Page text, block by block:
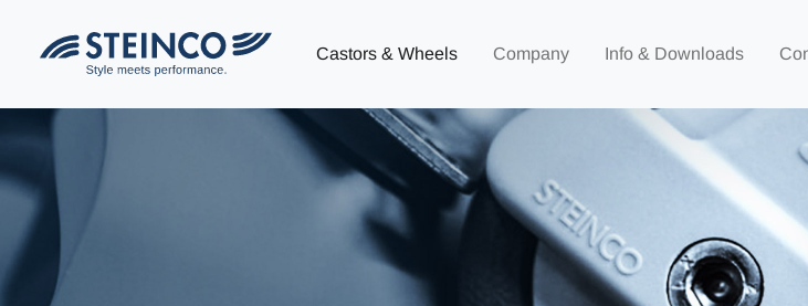
Castors & Wheels Company Info & Downloads